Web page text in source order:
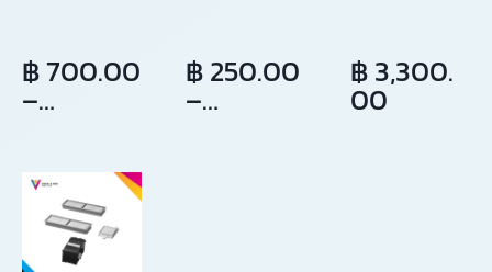
นิ้ว (A2)
(A1)(A0)
เหมาะ
โบรชัวร์
ปกวารสาร
ฯลฯ
฿700.00
–
6, นิ้ว
(A3),
สะท้อน
฿250.00
–
สำหรับ
เครื่อง
C878R /
฿3,300.
00